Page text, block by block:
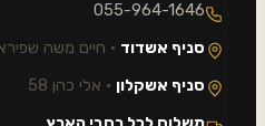
055-964-1646
סניף אשדוד · חיים משה שפירא
סניף אשקלון · אלי כהן 58